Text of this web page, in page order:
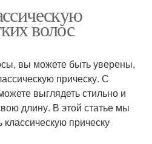
волос
вы можете быть уверены,
прическу. С
выглядеть стильно и
длину. В этой статье мы
прическу